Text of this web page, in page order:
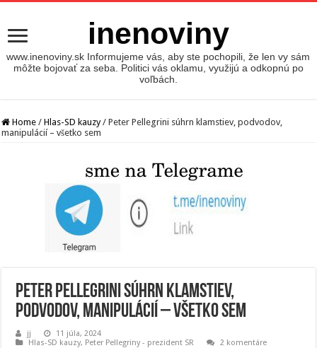
inenoviny
www.inenoviny.sk Informujeme vás, aby ste pochopili, že len vy sám
môžte bojovať za seba. Politici vás oklamu, využijú a odkopnú po
voľbách.
Home / Hlas-SD kauzy / Peter Pellegrini súhrn klamstiev, podvodov,
manipulácií – všetko sem
Peter Pellegrini súhrn klamstiev,
podvodov, manipulácií – všetko sem
jj
11 júla, 2024
Hlas-SD kauzy, Peter Pellegriny - prezident SR 2 komentáre